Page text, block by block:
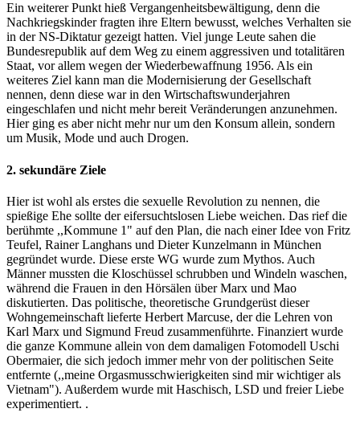
Ein weiterer Punkt hieß Vergangenheitsbewältigung, denn die
Nachkriegskinder fragten ihre Eltern bewusst, welches Verhalten sie
in der NS-Diktatur gezeigt hatten. Viel junge Leute sahen die
Bundesrepublik auf dem Weg zu einem aggressiven und totalitären
Staat, vor allem wegen der Wiederbewaffnung 1956. Als ein
weiteres Ziel kann man die Modernisierung der Gesellschaft
nennen, denn diese war in den Wirtschaftswunderjahren
eingeschlafen und nicht mehr bereit Veränderungen anzunehmen.
Hier ging es aber nicht mehr nur um den Konsum allein, sondern
um Musik, Mode und auch Drogen.
2. sekundäre Ziele
Hier ist wohl als erstes die sexuelle Revolution zu nennen, die
spießige Ehe sollte der eifersuchtslosen Liebe weichen. Das rief die
berühmte ,,Kommune 1" auf den Plan, die nach einer Idee von Fritz
Teufel, Rainer Langhans und Dieter Kunzelmann in München
gegründet wurde. Diese erste WG wurde zum Mythos. Auch
Männer mussten die Kloschüssel schrubben und Windeln waschen,
während die Frauen in den Hörsälen über Marx und Mao
diskutierten. Das politische, theoretische Grundgerüst dieser
Wohngemeinschaft lieferte Herbert Marcuse, der die Lehren von
Karl Marx und Sigmund Freud zusammenführte. Finanziert wurde
die ganze Kommune allein von dem damaligen Fotomodell Uschi
Obermaier, die sich jedoch immer mehr von der politischen Seite
entfernte (,,meine Orgasmusschwierigkeiten sind mir wichtiger als
Vietnam"). Außerdem wurde mit Haschisch, LSD und freier Liebe
experimentiert. .